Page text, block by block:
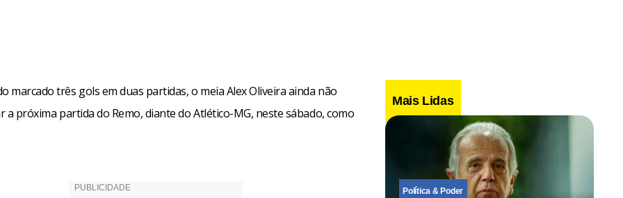
marcado três gols em duas partidas, o meia Alex Oliveira ainda não
a próxima partida do Remo, diante do Atlético-MG, neste sábado, como
Mais Lidas
Política & Poder